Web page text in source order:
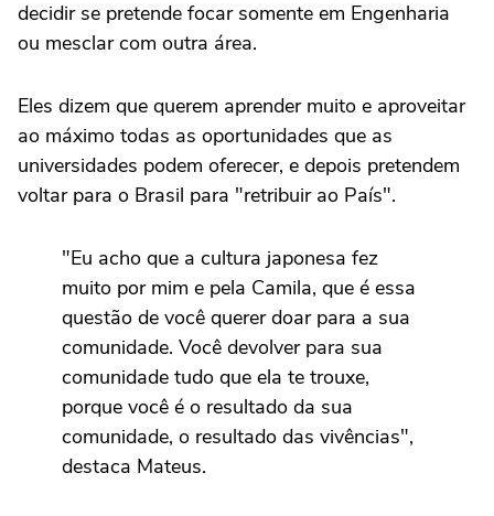
decidir se pretende focar somente em Engenharia
ou mesclar com outra área.
Eles dizem que querem aprender muito e aproveitar
ao máximo todas as oportunidades que as
universidades podem oferecer, e depois pretendem
voltar para o Brasil para "retribuir ao País".
"Eu acho que a cultura japonesa fez
muito por mim e pela Camila, que é essa
questão de você querer doar para a sua
comunidade. Você devolver para sua
comunidade tudo que ela te trouxe,
porque você é o resultado da sua
comunidade, o resultado das vivências",
destaca Mateus.